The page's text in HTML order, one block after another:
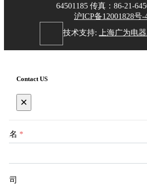
64501185 传真：86-21-
沪ICP备12001828号-
技术支持:
上海广为电
Contact US
×
姓名 *
公司